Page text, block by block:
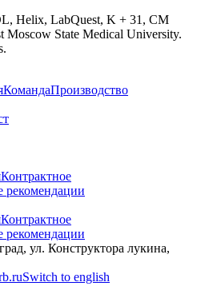
Helix, LabQuest, K + 31, CM
State Medical University.
КомандаПроизводство
Контрактное
рекомендации
Контрактное
рекомендации
ул. Конструктора лукина,
Switch to english